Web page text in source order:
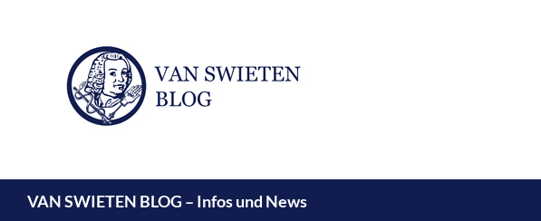
VAN SWIETEN BLOG – Infos und News